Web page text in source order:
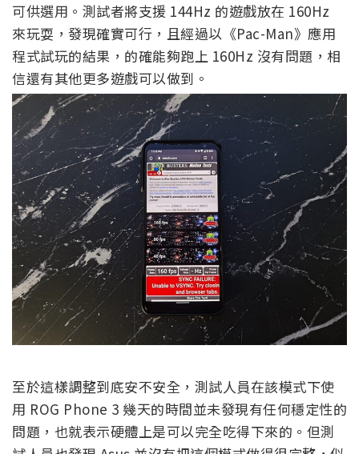
可供選用。測試者將支援 144Hz 的遊戲放在 160Hz
來玩耍，發現確實可行，且經過以《Pac-Man》應用
程式試玩的結果，的確能夠跑上 160Hz 沒有問題，相
信還有其他更多遊戲可以做到。
至於這樣調整到底安不安全，測試人員在該模式下使
用 ROG Phone 3 幾天的時間並未發現有任何穩定性的
問題，也就表示硬體上是可以完全吃得下來的。但測